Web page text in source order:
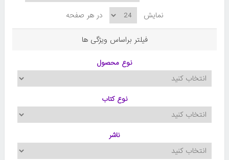
نمایش
در هر صفحه
فیلتر براساس ویژگی ها
نوع محصول
نوع کتاب
ناشر